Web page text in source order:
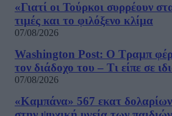
«Γιατί οι Τούρκοι συρρέουν
τιμές και το φιλόξενο κλίμα
07/08/2026
Washington Post: Ο Τραμπ
τον διάδοχο του – Τι είπε σε
07/08/2026
«Καμπάνα» 567 εκατ